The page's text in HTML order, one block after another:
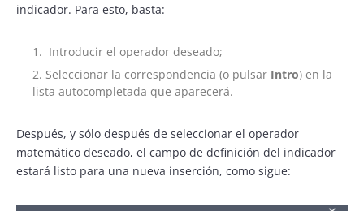
indicador. Para esto, basta:
Introducir el operador deseado;
Seleccionar la correspondencia (o pulsar Intro) en la
lista autocompletada que aparecerá.
Después, y sólo después de seleccionar el operador
matemático deseado, el campo de definición del indicador
estará listo para una nueva inserción, como sigue: